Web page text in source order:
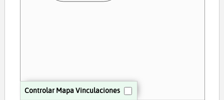
Controlar Mapa Vinculaciones